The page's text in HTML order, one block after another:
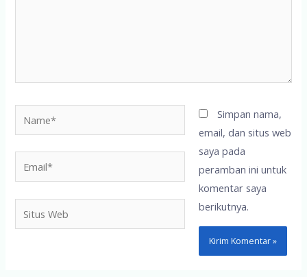
Web
Simpan nama,
email, dan situs web
saya pada
peramban ini untuk
komentar saya
berikutnya.